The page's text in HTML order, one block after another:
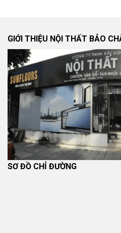
GIỚI THIỆU NỘI THẤT BẢO
SƠ ĐỒ CHỈ ĐƯỜNG